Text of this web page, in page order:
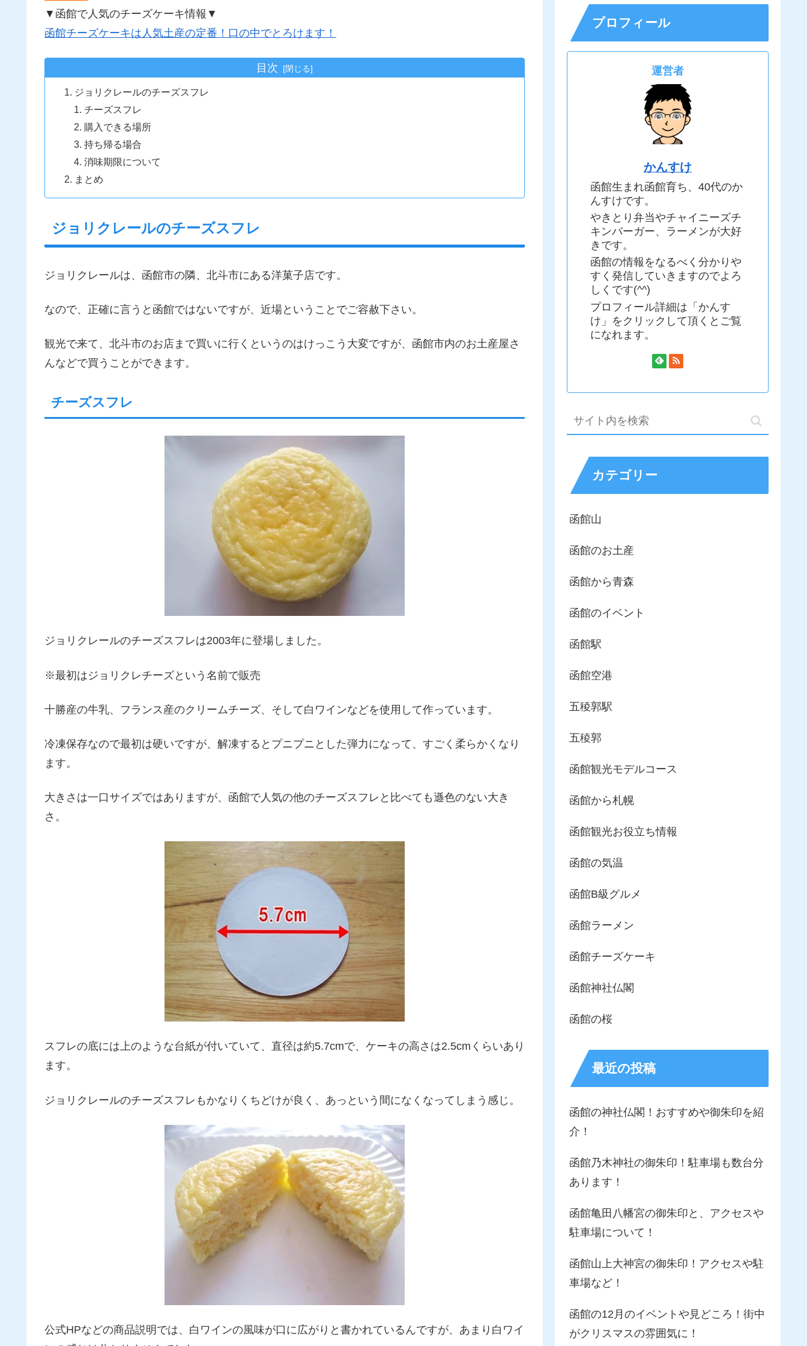
▼函館で人気のチーズケーキ情報▼
函館チーズケーキは人気土産の定番！口の中でとろけます！
目次
ジョリクレールのチーズスフレ
チーズスフレ
購入できる場所
持ち帰る場合
消味期限について
まとめ
ジョリクレールのチーズスフレ
ジョリクレールは、函館市の隣、北斗市にある洋菓子店です。
なので、正確に言うと函館ではないですが、近場ということでご容赦下さい。
観光で来て、北斗市のお店まで買いに行くというのはけっこう大変ですが、函館市内のお土産屋さ
んなどで買うことができます。
チーズスフレ
ジョリクレールのチーズスフレは2003年に登場しました。
※最初はジョリクレチーズという名前で販売
十勝産の牛乳、フランス産のクリームチーズ、そして白ワインなどを使用して作っています。
冷凍保存なので最初は硬いですが、解凍するとプニプニとした弾力になって、すごく柔らかくなり
ます。
大きさは一口サイズではありますが、函館で人気の他のチーズスフレと比べても遜色のない大き
さ。
スフレの底には上のような台紙が付いていて、直径は約5.7cmで、ケーキの高さは2.5cmくらいあり
ます。
ジョリクレールのチーズスフレもかなりくちどけが良く、あっという間になくなってしまう感じ。
公式HPなどの商品説明では、白ワインの風味が口に広がりと書かれているんですが、あまり白ワイ
プロフィール
運営者
かんすけ
函館生まれ函館育ち、40代のか
んすけです。
やきとり弁当やチャイニーズチ
キンバーガー、ラーメンが大好
きです。
函館の情報をなるべく分かりや
すく発信していきますのでよろ
しくです(^^)
プロフィール詳細は「かんす
け」をクリックして頂くとご覧
になれます。
カテゴリー
函館山
函館のお土産
函館から青森
函館のイベント
函館駅
函館空港
五稜郭駅
五稜郭
函館観光モデルコース
函館から札幌
函館観光お役立ち情報
函館の気温
函館B級グルメ
函館ラーメン
函館チーズケーキ
函館神社仏閣
函館の桜
最近の投稿
函館の神社仏閣！おすすめや御朱印を紹
介！
函館乃木神社の御朱印！駐車場も数台分
あります！
函館亀田八幡宮の御朱印と、アクセスや
駐車場について！
函館山上大神宮の御朱印！アクセスや駐
車場など！
函館の12月のイベントや見どころ！街中
がクリスマスの雰囲気に！